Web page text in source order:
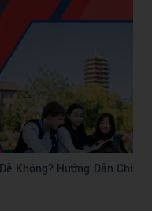
Không? Hướng Dẫn Chi